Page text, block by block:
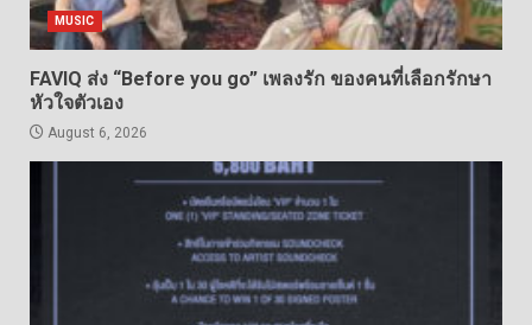
MUSIC
FAVIQ ส่ง “Before you go” เพลงรัก ของคนที่เลือกรักษา
หัวใจตัวเอง
August 6, 2026